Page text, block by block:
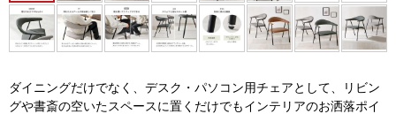
ダイニングだけでなく、デスク・パソコン用チェアとして、リビン
グや書斎の空いたスペースに置くだけでもインテリアのお洒落ポイ